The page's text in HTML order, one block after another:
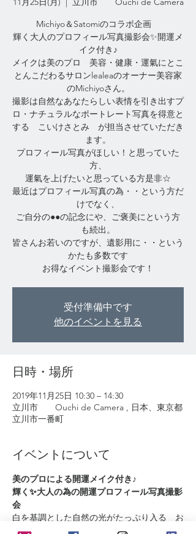
Michiyo＆Satomiのコラボ企画
輝く大人のプロフィール写真撮影会✨開運メ
イク付き♪
メイクは美のプロ 美容・健康・運氣にとこ
とんこだわるサロンlealeaのオーナー美容家
のMichiyoさん。
撮影は自然なあなたらしい表情を引き出すプ
ロ・ナチュラルなポートレート写真を得意と
する こいけさとみ が担当させていただき
ます。
プロフィール写真がほしい！と思っていた
方、
運氣を上げたいと思っている方是非☆
最近はプロフィール写真の為・・という方だ
けでなく、
ご自分の●●の記念にや、ご褒美にという方
も続出。
皆さんお若いのですが、遺影用に・・という
かたも多数です
お得なイベント撮影会です！
受付準備中です
他のイベントを見る
日時・場所
2019年11月25日 10:30 – 14:30
立川市 Ouchi de Camera , 日本、東京都
立川市一番町
イベントについて
美のプロによる開運メイク付き♪
輝く✨大人の為の開運プロフィール写真撮影
会
白を基調とした自然の光がたっぷり入る　お
うちスタジオにて